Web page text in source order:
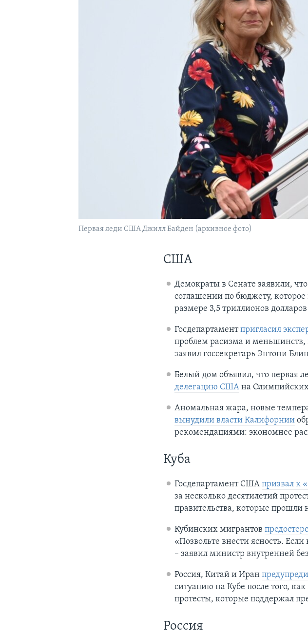
Первая леди США Джилл Байден (архивное фото)
США
Демократы в Сенате заявили,
соглашении по бюджету,
размере 3,5 триллионов
Госдепартаментпригласил
проблем расизма и
заявил госсекретарь Энтони
Белый дом объявил, что первая
делегацию СШАна Олимпийских
Аномальная жара, новые
вынудили власти Калифорнии
рекомендациями: экономнее
Куба
Госдепартамент США призвал к
за несколько десятилетий
правительства, которые прошли
Кубинских мигрантов
«Позвольте внести ясность.
– заявил министр внутренней
Россия, Китай и Иран
ситуацию на Кубе после того,
протесты, которые поддержал
Россия